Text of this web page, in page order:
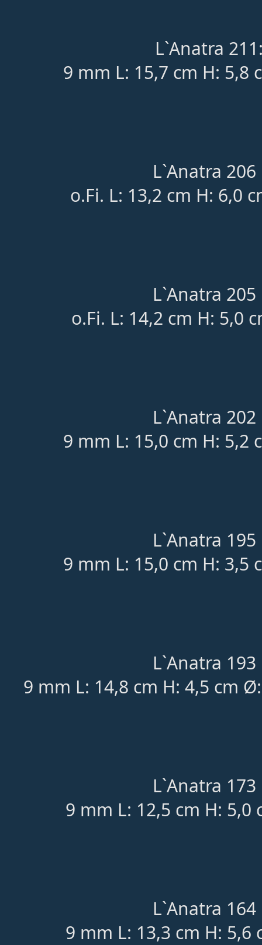
L`Anatra
9 mm L: 15,7 cm H: 5,8
L`Anatra
o.Fi. L: 13,2 cm H: 6,0
L`Anatra
o.Fi. L: 14,2 cm H: 5,0
L`Anatra
9 mm L: 15,0 cm H: 5,2
L`Anatra
9 mm L: 15,0 cm H: 3,5
L`Anatra
9 mm L: 14,8 cm H: 4,5 cm
L`Anatra
9 mm L: 12,5 cm H:
L`Anatra
9 mm L: 13,3 cm H: